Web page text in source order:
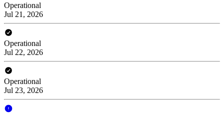
Operational
Jul 21, 2026
Operational
Jul 22, 2026
Operational
Jul 23, 2026